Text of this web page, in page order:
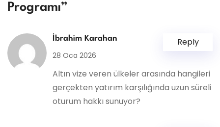
Programı”
İbrahim Karahan
28 Oca 2026
Altın vize veren ülkeler arasında hangileri
gerçekten yatırım karşılığında uzun süreli
oturum hakkı sunuyor?
Reply